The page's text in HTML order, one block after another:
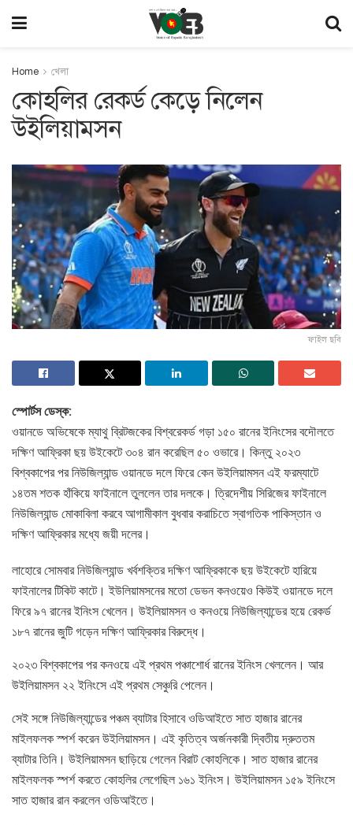
Home খেলা
কোহলির রেকর্ড কেড়ে নিলেন
উইলিয়ামসন
ফাইল ছবি
স্পোর্টস ডেস্ক:
ওয়ানডে অভিষেকে ম্যাথু ব্রিটজকের বিশ্বরেকর্ড গড়া ১৫০ রানের ইনিংসের বদৌলতে
দক্ষিণ আফ্রিকা ছয় উইকেটে ৩০৪ রান করেছিল ৫০ ওভারে। কিন্তু ২০২৩
বিশ্বকাপের পর নিউজিল্যান্ড ওয়ানডে দলে ফিরে কেন উইলিয়ামসন এই ফরম্যাটে
১৪তম শতক হাঁকিয়ে ফাইনালে তুললেন তার দলকে। ত্রিদেশীয় সিরিজের ফাইনালে
নিউজিল্যান্ড মোকাবিলা করবে আগামীকাল বুধবার করাচিতে স্বাগতিক পাকিস্তান ও
দক্ষিণ আফ্রিকার মধ্যে জয়ী দলের।
লাহোরে সোমবার নিউজিল্যান্ড খর্বশক্তির দক্ষিণ আফ্রিকাকে ছয় উইকেটে হারিয়ে
ফাইনালের টিকিট কাটে। ইউলিয়ামসনের মতো ডেভন কনওয়েও কিউই ওয়ানডে দলে
ফিরে ৯৭ রানের ইনিংস খেলেন। উইলিয়ামসন ও কনওয়ে নিউজিল্যান্ডের হয়ে রেকর্ড
১৮৭ রানের জুটি গড়েন দক্ষিণ আফ্রিকার বিরুদ্ধে।
২০২৩ বিশ্বকাপের পর কনওয়ে এই প্রথম পঞ্চাশোর্ধ রানের ইনিংস খেললেন। আর
উইলিয়ামসন ২২ ইনিংসে এই প্রথম সেঞ্চুরি পেলেন।
সেই সঙ্গে নিউজিল্যান্ডের পঞ্চম ব্যাটার হিসাবে ওডিআইতে সাত হাজার রানের
মাইলফলক স্পর্শ করেন উইলিয়ামসন। এই কৃতিত্ব অর্জনকারী দ্বিতীয় দ্রুততম
ব্যাটার তিনি। উইলিয়ামসন ছাড়িয়ে গেলেন বিরাট কোহলিকে। সাত হাজার রানের
মাইলফলক স্পর্শ করতে কোহলির লেগেছিল ১৬১ ইনিংস। উইলিয়ামসন ১৫৯ ইনিংসে
সাত হাজার রান করলেন ওডিআইতে।